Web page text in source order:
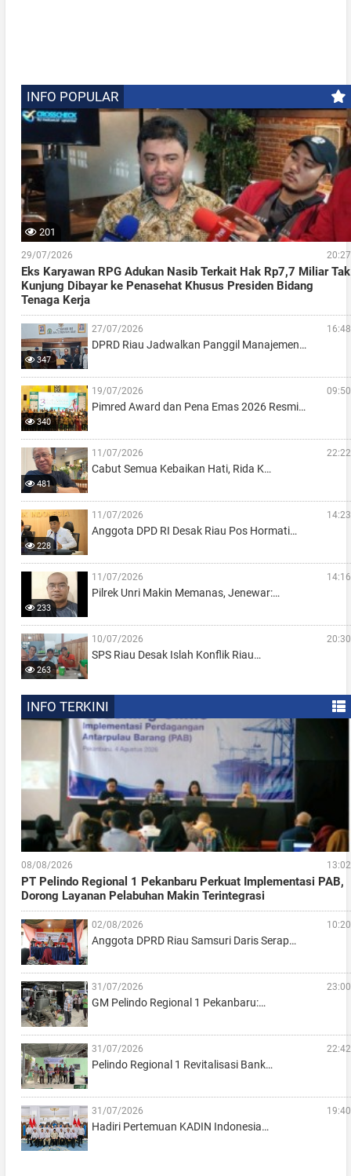
INFO POPULAR
201
29/07/2026 20:27
Eks Karyawan RPG Adukan Nasib Terkait Hak Rp7,7 Miliar Tak
Kunjung Dibayar ke Penasehat Khusus Presiden Bidang
Tenaga Kerja
347
27/07/2026 16:48
DPRD Riau Jadwalkan Panggil Manajemen…
340
19/07/2026 09:50
Pimred Award dan Pena Emas 2026 Resmi…
481
11/07/2026 22:22
Cabut Semua Kebaikan Hati, Rida K…
228
11/07/2026 14:23
Anggota DPD RI Desak Riau Pos Hormati…
233
11/07/2026 14:16
Pilrek Unri Makin Memanas, Jenewar:…
263
10/07/2026 20:30
SPS Riau Desak Islah Konflik Riau…
INFO TERKINI
08/08/2026 13:02
PT Pelindo Regional 1 Pekanbaru Perkuat Implementasi PAB,
Dorong Layanan Pelabuhan Makin Terintegrasi
02/08/2026 10:20
Anggota DPRD Riau Samsuri Daris Serap…
31/07/2026 23:00
GM Pelindo Regional 1 Pekanbaru:…
31/07/2026 22:42
Pelindo Regional 1 Revitalisasi Bank…
31/07/2026 19:40
Hadiri Pertemuan KADIN Indonesia…